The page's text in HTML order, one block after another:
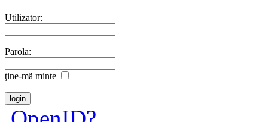
Utilizator:
Parola:
ţine-mã minte